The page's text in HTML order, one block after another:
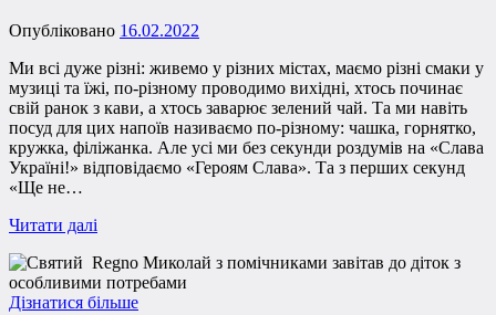
Опубліковано 16.02.2022
Ми всі дуже різні: живемо у різних містах, маємо різні смаки у
музиці та їжі, по-різному проводимо вихідні, хтось починає
свій ранок з кави, а хтось заварює зелений чай. Та ми навіть
посуд для цих напоїв називаємо по-різному: чашка, горнятко,
кружка, філіжанка. Але усі ми без секунди роздумів на «Слава
Україні!» відповідаємо «Героям Слава». Та з перших секунд
«Ще не…
Читати далі
Дізнатися більше